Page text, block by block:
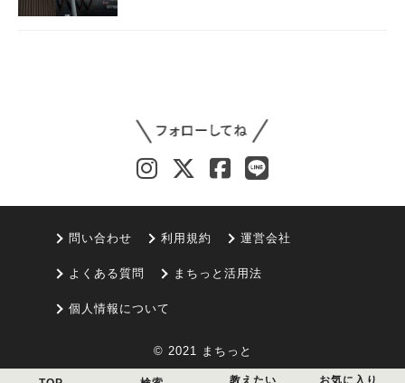
問い合わせ 利用規約 運営会社
よくある質問 まちっと活用法
個人情報について
© 2021 まちっと
教えたい お気に入り